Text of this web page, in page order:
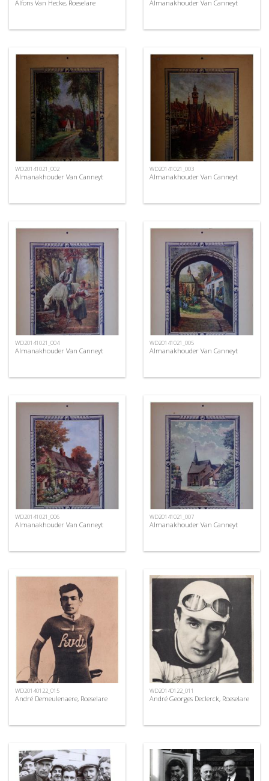
Alfons Van Hecke, Roeselare Almanakhouder Van Canneyt
WD20141021_002
Almanakhouder Van Canneyt
WD20141021_003
Almanakhouder Van Canneyt
WD20141021_004
Almanakhouder Van Canneyt
WD20141021_005
Almanakhouder Van Canneyt
WD20141021_006
Almanakhouder Van Canneyt
WD20141021_007
Almanakhouder Van Canneyt
WD20140122_015
André Demeulenaere, Roeselare
WD20140122_011
André Georges Declerck, Roeselare